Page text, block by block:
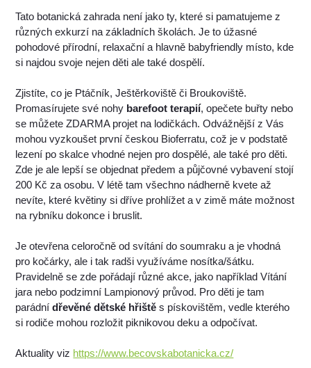
Tato botanická zahrada není jako ty, které si pamatujeme z
různých exkurzí na základních školách. Je to úžasné
pohodové přírodní, relaxační a hlavně babyfriendly místo, kde
si najdou svoje nejen děti ale také dospělí.
Zjistíte, co je Ptáčník, Ještěrkoviště či Broukoviště.
Promasírujete své nohy barefoot terapií, opečete buřty nebo
se můžete ZDARMA projet na lodičkách. Odvážnější z Vás
mohou vyzkoušet první českou Bioferratu, což je v podstatě
lezení po skalce vhodné nejen pro dospělé, ale také pro děti.
Zde je ale lepší se objednat předem a půjčovné vybavení stojí
200 Kč za osobu. V létě tam všechno nádherně kvete až
nevíte, které květiny si dříve prohlížet a v zimě máte možnost
na rybníku dokonce i bruslit.
Je otevřena celoročně od svítání do soumraku a je vhodná
pro kočárky, ale i tak radši využíváme nosítka/šátku.
Pravidelně se zde pořádají různé akce, jako například Vítání
jara nebo podzimní Lampionový průvod. Pro děti je tam
parádnídřevěné dětské hřiště s pískovištěm, vedle kterého
si rodiče mohou rozložit piknikovou deku a odpočívat.
Aktuality viz https://www.becovskabotanicka.cz/